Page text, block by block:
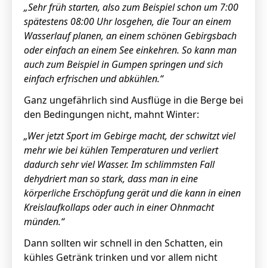
„Sehr früh starten, also zum Beispiel schon um 7:00
spätestens 08:00 Uhr losgehen, die Tour an einem
Wasserlauf planen, an einem schönen Gebirgsbach
oder einfach an einem See einkehren. So kann man
auch zum Beispiel in Gumpen springen und sich
einfach erfrischen und abkühlen.“
Ganz ungefährlich sind Ausflüge in die Berge bei
den Bedingungen nicht, mahnt Winter:
„Wer jetzt Sport im Gebirge macht, der schwitzt viel
mehr wie bei kühlen Temperaturen und verliert
dadurch sehr viel Wasser. Im schlimmsten Fall
dehydriert man so stark, dass man in eine
körperliche Erschöpfung gerät und die kann in einen
Kreislaufkollaps oder auch in einer Ohnmacht
münden.“
Dann sollten wir schnell in den Schatten, ein
kühles Getränk trinken und vor allem nicht